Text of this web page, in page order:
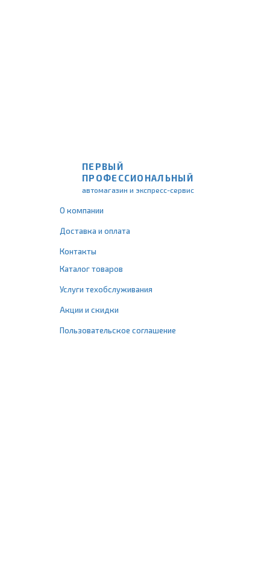
ПЕРВЫЙ
ПРОФЕССИОНАЛЬНЫЙ
автомагазин и экспресс-сервис
О компании
Доставка и оплата
Контакты
Каталог товаров
Услуги техобслуживания
Акции и скидки
Пользовательское соглашение